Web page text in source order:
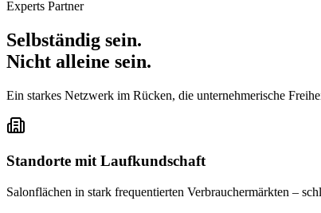
Experts Partner
Selbständig sein.
Nicht alleine sein.
Ein starkes Netzwerk im Rücken, die unternehmerische
Standorte mit Laufkundschaft
Salonflächen in stark frequentierten Verbrauchermärkten –